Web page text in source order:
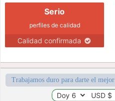
Serio
perfiles de calidad
Calidad confirmada
Trabajamos duro para darte el